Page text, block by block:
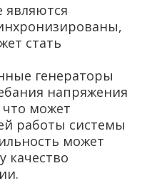
являются
стать
генераторы
напряжения
что может
работы системы
может
качество